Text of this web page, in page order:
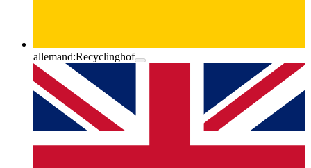
allemand:Recyclinghof